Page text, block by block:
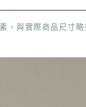
，與實際商品尺寸